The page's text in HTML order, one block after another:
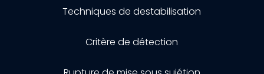
Techniques de destabilisation
Critère de détection